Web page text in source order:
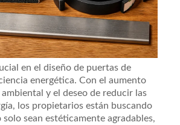
en el diseño de puertas de
energética. Con el aumento
y el deseo de reducir las
los propietarios están buscando
sean estéticamente agradables,